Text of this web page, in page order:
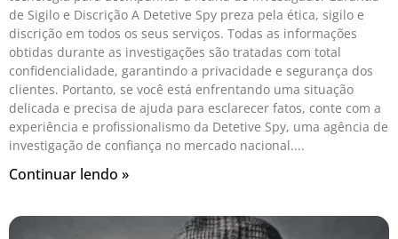
de Sigilo e Discrição A Detetive Spy preza pela ética, sigilo e
discrição em todos os seus serviços. Todas as informações
obtidas durante as investigações são tratadas com total
confidencialidade, garantindo a privacidade e segurança dos
clientes. Portanto, se você está enfrentando uma situação
delicada e precisa de ajuda para esclarecer fatos, conte com a
experiência e profissionalismo da Detetive Spy, uma agência de
investigação de confiança no mercado nacional.
Continuar lendo »